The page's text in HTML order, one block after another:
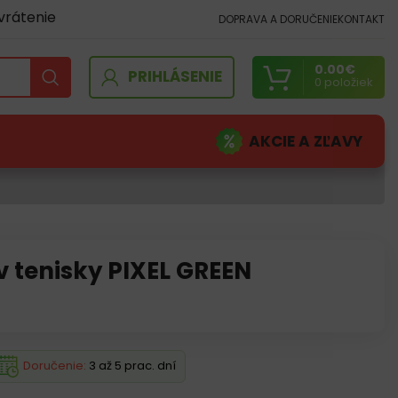
DOPRAVA A DORUČENIEKONTAKT
PRIHLÁSENIE 0 položiek
0.00€
AKCIE A ZĽAVY
PIXEL GREEN
Doručenie: 3 až 5 prac. dní